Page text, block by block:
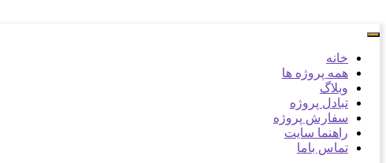
خانه
همه پروژه ها
وبلاگ
تبادل پروژه
سفارش پروژه
راهنما سایت
تماس باما